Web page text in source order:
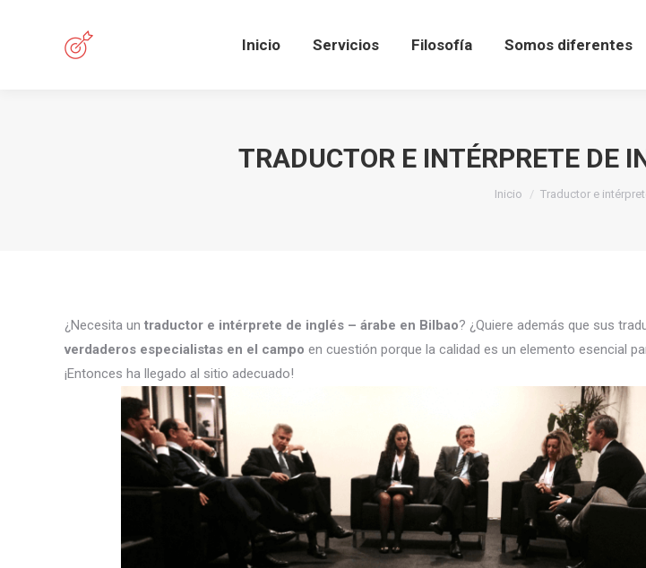
Inicio Servicios Filosofía Somos diferentes
TRADUCTOR E INTÉRPRETE DE
Estás aquí:
Inicio Traductor e
¿Necesita un traductor e intérprete de inglés – árabe en Bilbao? ¿Quiere además que sus
verdaderos especialistas en el campo en cuestión porque la calidad es un elemento esencial
¡Entonces ha llegado al sitio adecuado!